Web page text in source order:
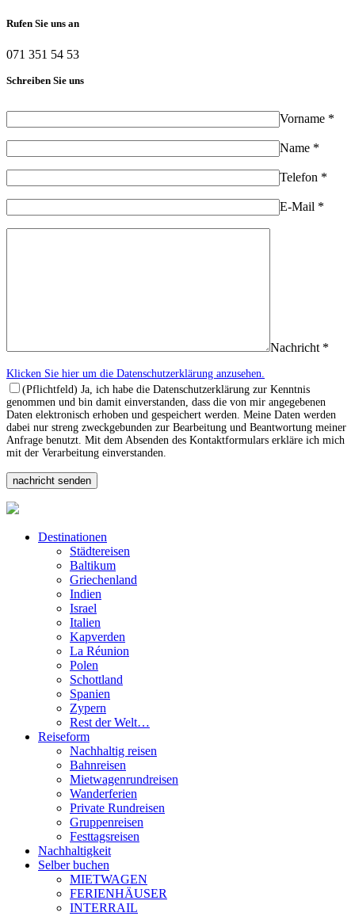
Rufen Sie uns an
071 351 54 53
Schreiben Sie uns
Vorname *
Name *
Telefon *
E-Mail *
Nachricht *
Klicken Sie hier um die Datenschutzerklärung anzusehen.
(Pflichtfeld) Ja, ich habe die Datenschutzerklärung zur Kenntnis
genommen und bin damit einverstanden, dass die von mir angegebenen
Daten elektronisch erhoben und gespeichert werden. Meine Daten werden
dabei nur streng zweckgebunden zur Bearbeitung und Beantwortung meiner
Anfrage benutzt. Mit dem Absenden des Kontaktformulars erkläre ich mich
mit der Verarbeitung einverstanden.
Destinationen
Städtereisen
Baltikum
Griechenland
Indien
Israel
Italien
Kapverden
La Réunion
Polen
Schottland
Spanien
Zypern
Rest der Welt…
Reiseform
Nachhaltig reisen
Bahnreisen
Mietwagenrundreisen
Wanderferien
Private Rundreisen
Gruppenreisen
Festtagsreisen
Nachhaltigkeit
Selber buchen
MIETWAGEN
FERIENHÄUSER
INTERRAIL